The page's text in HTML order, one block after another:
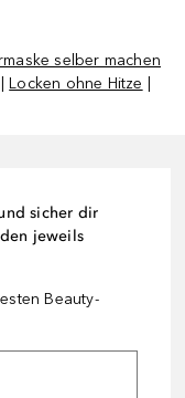
selber machen
|Locken ohne Hitze
sicher dir
jeweils
Beauty-